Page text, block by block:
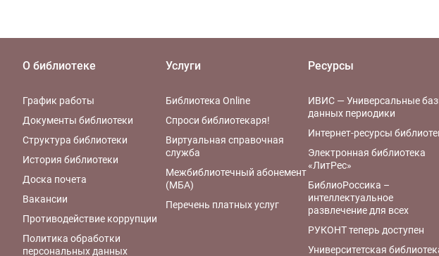
О библиотеке
График работы
Документы библиотеки
Структура библиотеки
История библиотеки
Доска почета
Вакансии
Противодействие коррупции
Политика обработки
персональных данных
Услуги
Библиотека Online
Спроси библиотекаря!
Виртуальная справочная
служба
Межбиблиотечный абонемент
(МБА)
Перечень платных услуг
Ресурсы
ИВИС — Универсальные
данных периодики
Интернет-ресурсы
Электронная библиотека
«ЛитРес»
БиблиоРоссика –
интеллектуальное
развлечение для всех
РУКОНТ теперь доступен
Университетская